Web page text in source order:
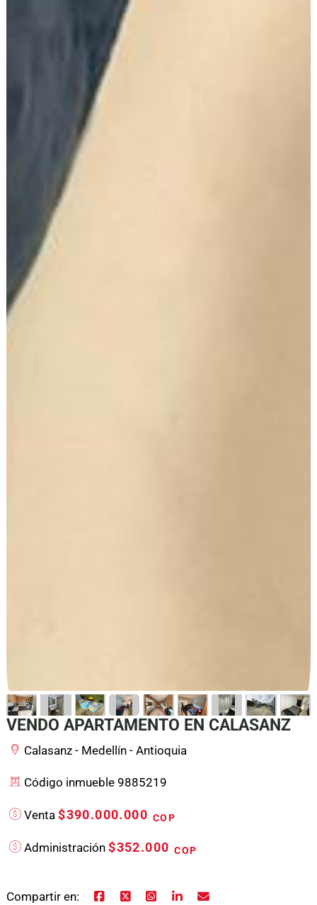
VENDO APARTAMENTO EN CALASANZ
Calasanz - Medellín - Antioquia
Código inmueble 9885219
Venta$390.000.000 COP
Administración$352.000COP
Compartir en: